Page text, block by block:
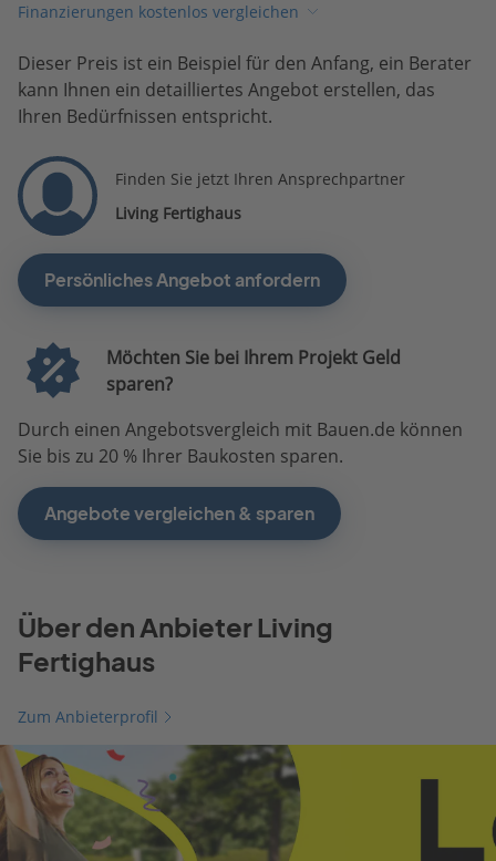
Finanzierungen kostenlos vergleichen
Dieser Preis ist ein Beispiel für den Anfang, ein Berater
kann Ihnen ein detailliertes Angebot erstellen, das
Ihren Bedürfnissen entspricht.
Finden Sie jetzt Ihren Ansprechpartner
Living Fertighaus
Persönliches Angebot anfordern
Möchten Sie bei Ihrem Projekt Geld
sparen?
Durch einen Angebotsvergleich mit Bauen.de können
Sie bis zu 20 % Ihrer Baukosten sparen.
Angebote vergleichen & sparen
Über den Anbieter Living
Fertighaus
Zum Anbieterprofil